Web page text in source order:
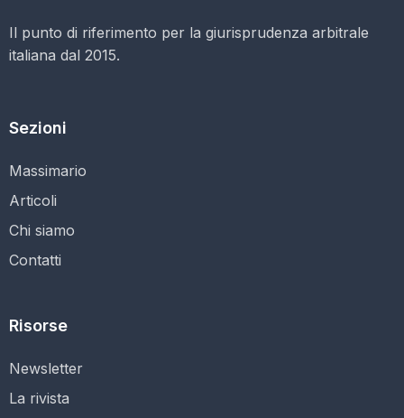
Il punto di riferimento per la giurisprudenza arbitrale
italiana dal 2015.
Sezioni
Massimario
Articoli
Chi siamo
Contatti
Risorse
Newsletter
La rivista